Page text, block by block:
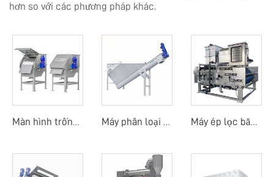
hơn so với các phương pháp khác.
Màn hình trống quay ngoài Máy phân loại cát Máy ép lọc băng tải trống quay